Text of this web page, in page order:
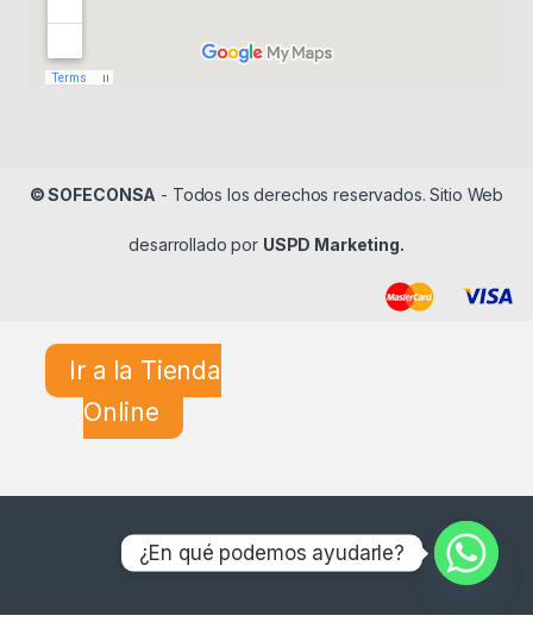
© SOFECONSA - Todos los derechos reservados. Sitio Web
desarrollado por USPD Marketing.
Ir a la Tienda
Online
¿En qué podemos ayudarle?